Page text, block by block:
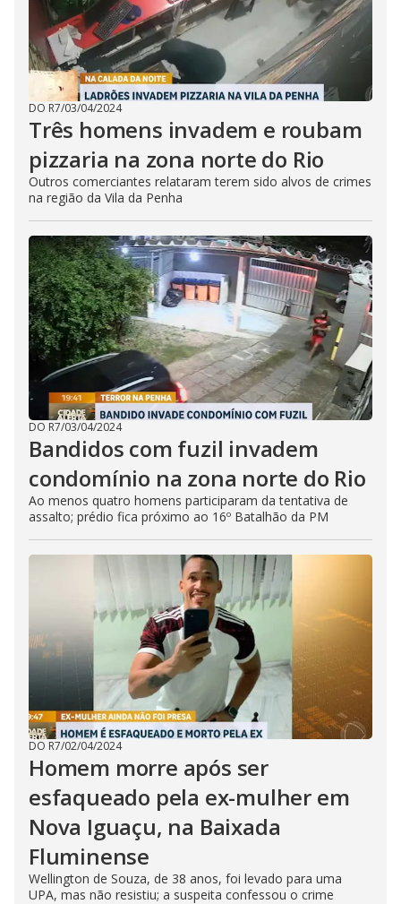
DO R7/03/04/2024
Três homens invadem e roubam
pizzaria na zona norte do Rio
Outros comerciantes relataram terem sido alvos de crimes
na região da Vila da Penha
DO R7/03/04/2024
Bandidos com fuzil invadem
condomínio na zona norte do Rio
Ao menos quatro homens participaram da tentativa de
assalto; prédio fica próximo ao 16º Batalhão da PM
DO R7/02/04/2024
Homem morre após ser
esfaqueado pela ex-mulher em
Nova Iguaçu, na Baixada
Fluminense
Wellington de Souza, de 38 anos, foi levado para uma
UPA, mas não resistiu; a suspeita confessou o crime